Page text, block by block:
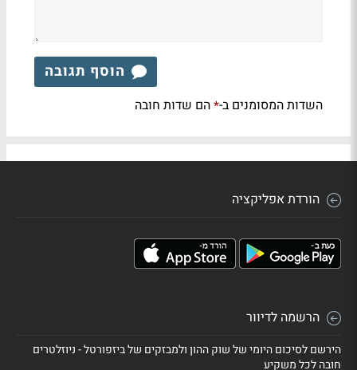
הוסף תגובה
השדות המסומנים ב-*הם שדות חובה
הורדת אפליקציה
הרשמה לדיוור
הירשם לסיכום היומי של שוק ההון ולמבזקים של ביזפורטל - ניוזלטרים
חובה לכל משקיע